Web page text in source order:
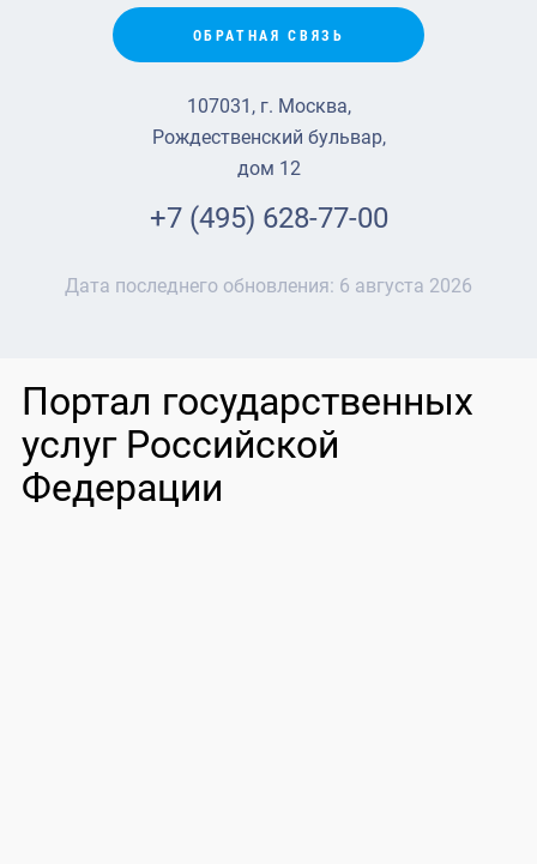
ОБРАТНАЯ СВЯЗЬ
107031, г. Москва,
Рождественский бульвар,
дом 12
+7 (495) 628-77-00
Дата последнего обновления: 6 августа 2026
Портал государственных
услуг Российской
Федерации